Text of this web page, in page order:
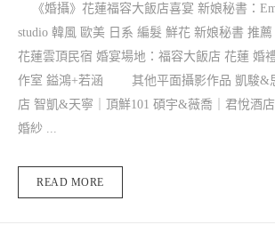
《婚攝》花蓮福容大飯店喜宴 新娘秘書：
studio 韓風 歐美 日系 編髮 鮮花 新娘秘書 推薦
花蓮雲頂民宿 婚宴場地：福容大飯店 花蓮 婚
作室 鎰鴻+若涵 其他平面攝影作品 凱駿&
店 智凱&天寧｜頂鮮101 碩宇&薇喬｜君悅酒
婚紗 ...
READ MORE